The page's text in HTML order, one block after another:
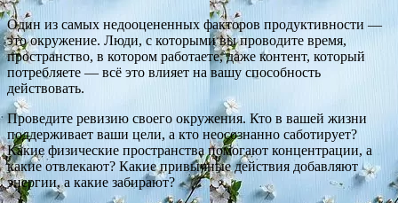
Один из самых недооцененных факторов продуктивности —
это окружение. Люди, с которыми вы проводите время,
пространство, в котором работаете, даже контент, который
потребляете — всё это влияет на вашу способность
действовать.
Проведите ревизию своего окружения. Кто в вашей жизни
поддерживает ваши цели, а кто неосознанно саботирует?
Какие физические пространства помогают концентрации, а
какие отвлекают? Какие привычные действия добавляют
энергии, а какие забирают?